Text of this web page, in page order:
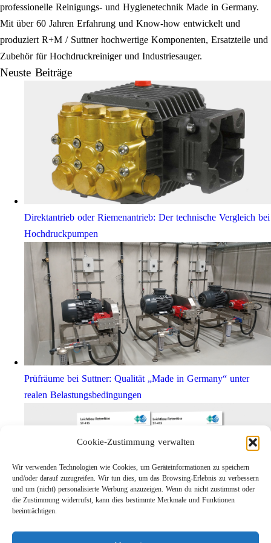
Cookie-Zustimmung verwalten
Wir verwenden Technologien wie Cookies, um Geräteinformationen zu speichern
und/oder darauf zuzugreifen. Wir tun dies, um das Browsing-Erlebnis zu verbessern
und um (nicht) personalisierte Werbung anzuzeigen. Wenn du nicht zustimmst oder
die Zustimmung widerrufst, kann dies bestimmte Merkmale und Funktionen
beeinträchtigen.
professionelle Reinigungs- und Hygienetechnik Made in Germany.
Mit über 60 Jahren Erfahrung und Know-how entwickelt und
produziert R+M / Suttner hochwertige Komponenten, Ersatzteile und
Zubehör für Hochdruckreiniger und Industriesauger.
Neuste Beiträge
Direktantrieb oder Riemenantrieb: Der technische Vergleich bei
Hochdruckpumpen
Prüfräume bei Suttner: Qualität „Made in Germany“ unter
realen Belastungsbedingungen